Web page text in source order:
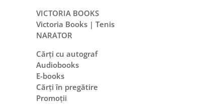
VICTORIA BOOKS
Victoria Books | Tenis
NARATOR
Cărți cu autograf
Audiobooks
E-books
Cărți în pregătire
Promoții